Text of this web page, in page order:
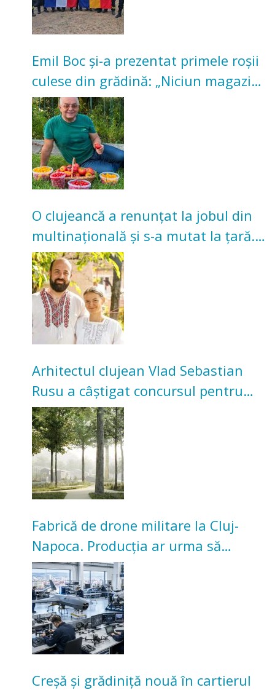
Emil Boc și-a prezentat primele roșii
culese din grădină: „Niciun magazin
nu poate oferi această satisfacție”
O clujeancă a renunțat la jobul din
multinațională și s-a mutat la țară.
Acum cultivă legume în grădina
bunicilor
Arhitectul clujean Vlad Sebastian
Rusu a câștigat concursul pentru
transformarea Grădinii Casei
Universitarilor
Fabrică de drone militare la Cluj-
Napoca. Producția ar urma să
înceapă în toamna acestui an
Creșă și grădiniță nouă în cartierul